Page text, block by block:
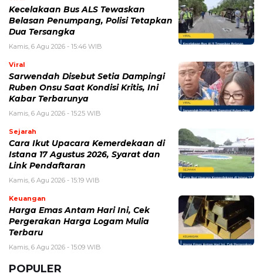
Ruben Onsu Saat Kondisi Kritis, Ini
Kabar Terbarunya
Kamis, 6 Agu 2026 - 15:25 WIB
Sejarah
Cara Ikut Upacara Kemerdekaan di
Istana 17 Agustus 2026, Syarat dan
Link Pendaftaran
Kamis, 6 Agu 2026 - 15:19 WIB
Keuangan
Harga Emas Antam Hari Ini, Cek
Pergerakan Harga Logam Mulia
Terbaru
Kamis, 6 Agu 2026 - 15:09 WIB
POPULER
Sosok Ini Bongkar Siapa Sebenarnya Dalang Demo 25
Agustus yang Berakhir Ricuh: Bukan Intervensi Asing
(1,000,010)
Badan Menjadi Ideal, Wajib dicoba!